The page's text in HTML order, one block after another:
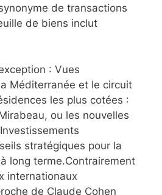
de transactions
de biens inclut
: Vues
Méditerranée et le circuit
les plus cotées :
ou les nouvelles
stratégiques pour la
long terme.Contrairement
internationaux
de Claude Cohen